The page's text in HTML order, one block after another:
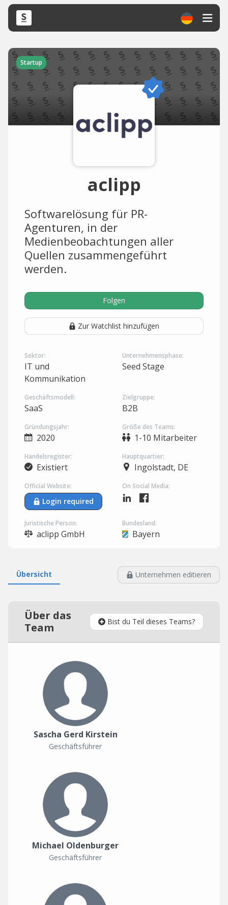
Startup
aclipp
Softwarelösung für PR-
Agenturen, in der
Medienbeobachtungen aller
Quellen zusammengeführt
werden.
Folgen
Zur Watchlist hinzufügen
Sektor:
IT und
Kommunikation
Unternehmensphase:
Seed Stage
Geschäftsmodell:
SaaS
Zielgruppe:
B2B
Gründungsjahr:
2020
Größe des Teams:
1-10 Mitarbeiter
Handelsregister:
Existiert
Hauptquartier:
Ingolstadt, DE
Official Website:
Login required
On Social Media:
Juristische Person:
aclipp GmbH
Bundesland:
Bayern
Übersicht Unternehmen editieren
Über das
Team
Bist du Teil dieses Teams?
Sascha Gerd Kirstein
Geschäftsführer
Michael Oldenburger
Geschäftsführer